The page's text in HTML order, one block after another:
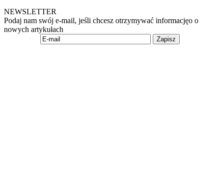
NEWSLETTER
Podaj nam swój e-mail, jeśli chcesz otrzymywać informacjęo o
nowych artykułach
Zapisz